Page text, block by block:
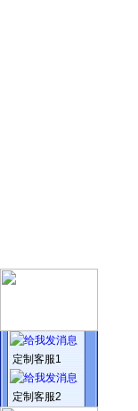
定制客服1
定制客服2